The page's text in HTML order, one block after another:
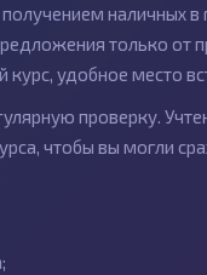
получением наличных в
только от
удобное место
проверку.
чтобы вы могли